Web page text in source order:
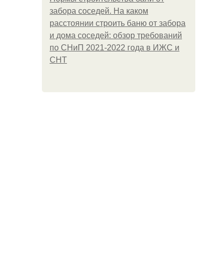
забора соседей. На каком
расстоянии строить баню от забора
и дома соседей: обзор требований
по СНиП 2021-2022 года в ИЖС и
СНТ